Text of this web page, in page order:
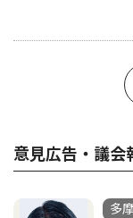
意見広告・議会
多